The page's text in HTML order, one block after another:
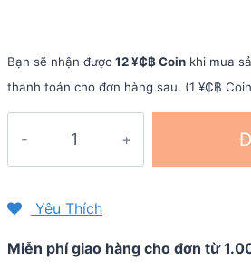
Bạn sẽ nhận được 12 ¥₵฿ Coin khi mua
thanh toán cho đơn hàng sau. (1 ¥₵฿
đạp
ngón
Yêu Thích
Miễn phí giao hàng cho đơn từ